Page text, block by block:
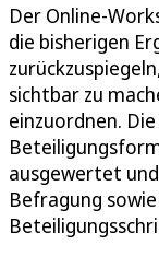
Der Online-
die bisherigen
sichtbar zu
einzuordnen.
ausgewertet
Befragung